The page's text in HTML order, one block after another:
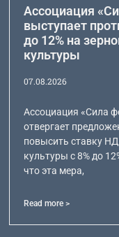
Ассоциация
выступает
до 12% на
культуры
07.08.2026
Ассоциация «Сила
отвергает
повысить ставку
культуры с 8% до
что эта мера,
Read more >